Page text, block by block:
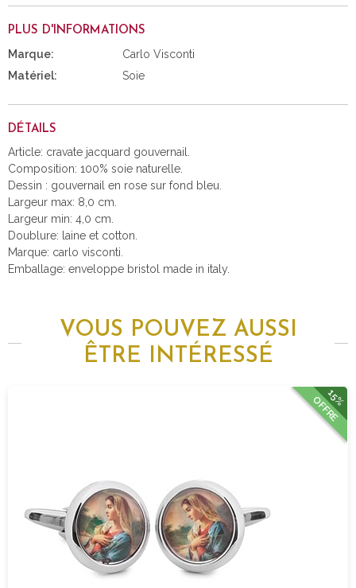
PLUS D'INFORMATIONS
Marque:
Carlo Visconti
Matériel:
Soie
DÉTAILS
Article: cravate jacquard gouvernail.
Composition: 100% soie naturelle.
Dessin : gouvernail en rose sur fond bleu.
Largeur max: 8,0 cm.
Largeur min: 4,0 cm.
Doublure: laine et cotton.
Marque: carlo visconti.
Emballage: enveloppe bristol made in italy.
VOUS POUVEZ AUSSI
ÊTRE INTÉRESSÉ
15%
OFFRE